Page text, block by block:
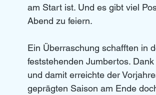
am Start ist. Und es gibt viel
Abend zu feiern.
Ein Überraschung schafften in
feststehenden Jumbertos.
und damit erreichte der
geprägten Saison am Ende